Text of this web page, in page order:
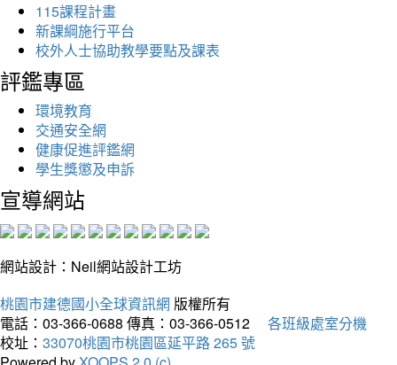
115課程計畫
新課綱施行平台
校外人士協助教學要點及課表
評鑑專區
環境教育
交通安全網
健康促進評鑑網
學生獎懲及申訴
宣導網站
網站設計：Neil網站設計工坊
桃園市建德國小全球資訊網 版權所有
電話：03-366-0688 傳真：03-366-0512
各班級處室分機
校址： 33070桃園市桃園區延平路 265 號